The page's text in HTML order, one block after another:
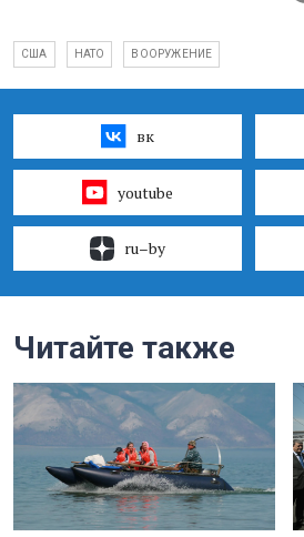
США НАТО ВООРУЖЕНИЕ
вк
youtube
ru–by
Читайте также